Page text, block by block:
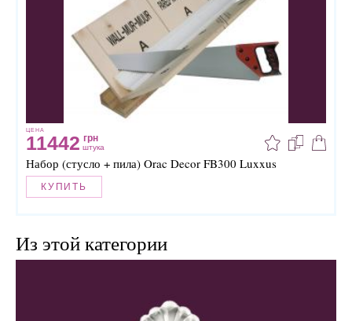
ЦЕНА
11442 грн
штука
Набор (стусло + пила) Orac Decor FB300 Luxxus
КУПИТЬ
Из этой категории